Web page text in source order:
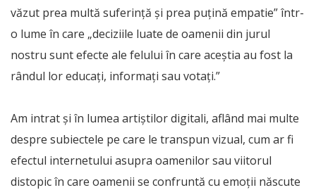
văzut prea multă suferinţă şi prea puţină empatie” într-
o lume în care „deciziile luate de oamenii din jurul
nostru sunt efecte ale felului în care aceştia au fost la
rândul lor educaţi, informaţi sau votaţi.”
Am intrat şi în lumea artiştilor digitali, aflând mai multe
despre subiectele pe care le transpun vizual, cum ar fi
efectul internetului asupra oamenilor sau viitorul
distopic în care oamenii se confruntă cu emoţii născute